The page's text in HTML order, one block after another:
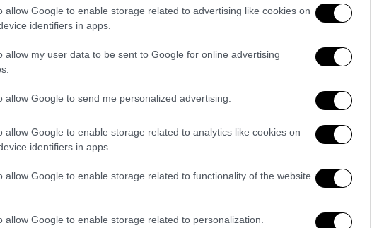
allow Google to enable storage related to advertising like cookies on
identifiers in apps.
allow my user data to be sent to Google for online advertising
allow Google to send me personalized advertising.
allow Google to enable storage related to analytics like cookies on
identifiers in apps.
allow Google to enable storage related to functionality of the website
allow Google to enable storage related to personalization.
ΑΝΑΤΟΛΙΚΗ ΠΕΛΟΠΟΝΝΗΣΟΣ
με τοπικές βροχές και τις
και στα ηπειρωτικά, κυρίως ορεινά,
διευθύνσεων 3 με 5 μποφόρ.
στα ηπειρωτικά έως 32 με 33 βαθμούς
και στις Κυκλάδες από βόρειες